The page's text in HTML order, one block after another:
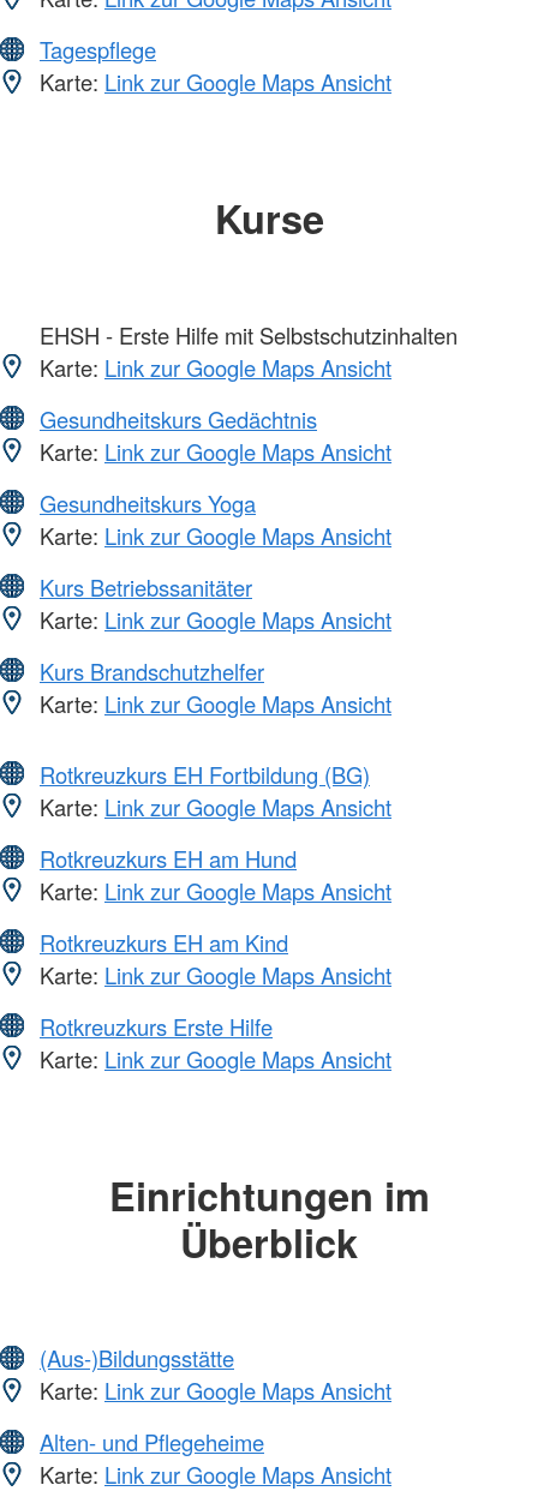
Tagespflege
Karte: Link zur Google Maps Ansicht
Kurse
EHSH - Erste Hilfe mit Selbstschutzinhalten
Karte: Link zur Google Maps Ansicht
Gesundheitskurs Gedächtnis
Karte: Link zur Google Maps Ansicht
Gesundheitskurs Yoga
Karte: Link zur Google Maps Ansicht
Kurs Betriebssanitäter
Karte: Link zur Google Maps Ansicht
Kurs Brandschutzhelfer
Karte: Link zur Google Maps Ansicht
Rotkreuzkurs EH Fortbildung (BG)
Karte: Link zur Google Maps Ansicht
Rotkreuzkurs EH am Hund
Karte: Link zur Google Maps Ansicht
Rotkreuzkurs EH am Kind
Karte: Link zur Google Maps Ansicht
Rotkreuzkurs Erste Hilfe
Karte: Link zur Google Maps Ansicht
Einrichtungen im
Überblick
(Aus-)Bildungsstätte
Karte: Link zur Google Maps Ansicht
Alten- und Pflegeheime
Karte: Link zur Google Maps Ansicht